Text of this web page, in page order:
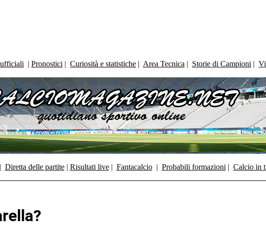
| Pronostici | Curiosità e statistiche | Area Tecnica | Storie di Campioni |
| Diretta delle partite| Risultati live| Fantacalcio| Probabili formazioni | Calcio in